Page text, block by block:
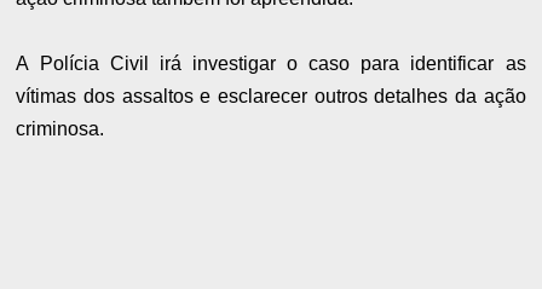
A Polícia Civil irá investigar o caso para identificar as
vítimas dos assaltos e esclarecer outros detalhes da ação
criminosa.